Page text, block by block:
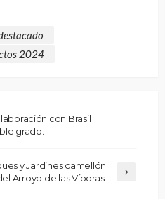
2024
con Brasil
grado.
y Jardines camellón
Arroyo de las Víboras.